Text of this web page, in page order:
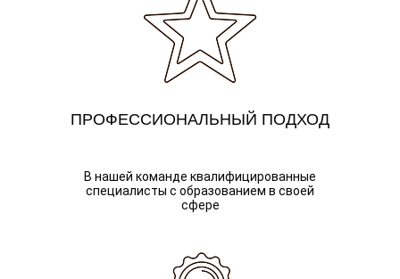
ПРОФЕССИОНАЛЬНЫЙ ПОДХОД
В нашей команде квалифицированные
специалисты с образованием в своей
сфере